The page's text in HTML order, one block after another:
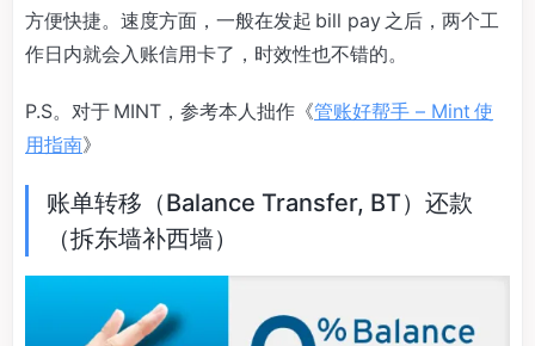
方便快捷。速度方面，一般在发起 bill pay 之后，两个工
作日内就会入账信用卡了，时效性也不错的。
P.S。对于 MINT，参考本人拙作《管账好帮手 – Mint 使
用指南》
账单转移（Balance Transfer, BT）还款
（拆东墙补西墙）